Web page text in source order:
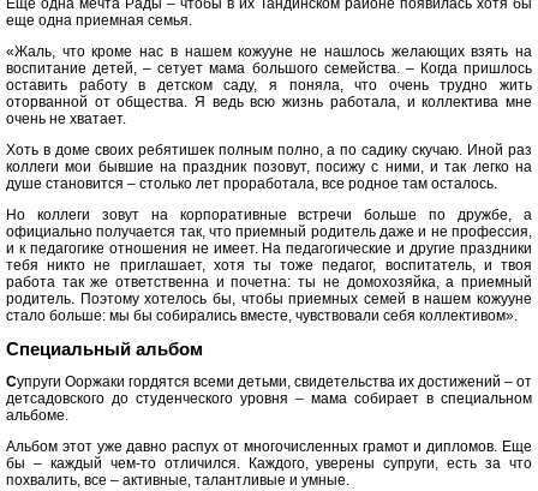
Еще одна мечта Рады – чтобы в их Тандинском районе появилась хотя бы
еще одна приемная семья.
«Жаль, что кроме нас в нашем кожууне не нашлось желающих взять на
воспитание детей, – сетует мама большого семейства. – Когда пришлось
оставить работу в детском саду, я поняла, что очень трудно жить
оторванной от общества. Я ведь всю жизнь работала, и коллектива мне
очень не хватает.
Хоть в доме своих ребятишек полным полно, а по садику скучаю. Иной раз
коллеги мои бывшие на праздник позовут, посижу с ними, и так легко на
душе становится – столько лет проработала, все родное там осталось.
Но коллеги зовут на корпоративные встречи больше по дружбе, а
официально получается так, что приемный родитель даже и не профессия,
и к педагогике отношения не имеет. На педагогические и другие праздники
тебя никто не приглашает, хотя ты тоже педагог, воспитатель, и твоя
работа так же ответственна и почетна: ты не домохозяйка, а приемный
родитель. Поэтому хотелось бы, чтобы приемных семей в нашем кожууне
стало больше: мы бы собирались вместе, чувствовали себя коллективом».
Специальный альбом
Супруги Ооржаки гордятся всеми детьми, свидетельства их достижений – от
детсадовского до студенческого уровня – мама собирает в специальном
альбоме.
Альбом этот уже давно распух от многочисленных грамот и дипломов. Еще
бы – каждый чем-то отличился. Каждого, уверены супруги, есть за что
похвалить, все – активные, талантливые и умные.